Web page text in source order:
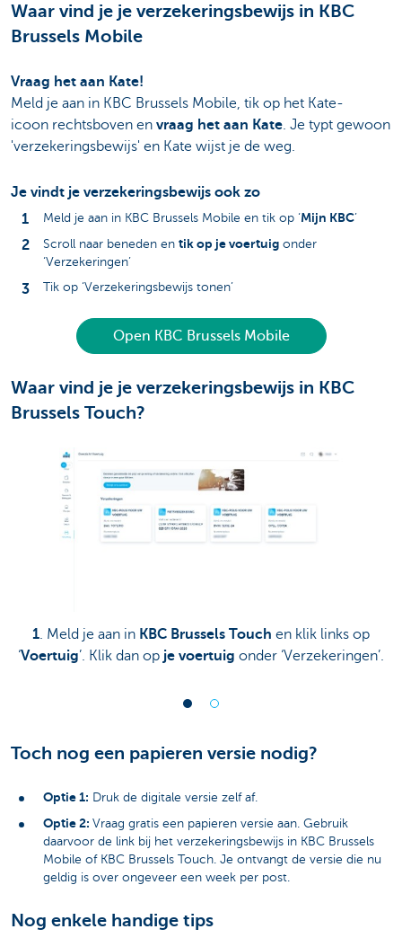
Waar vind je je verzekeringsbewijs in KBC
Brussels Mobile
Vraag het aan Kate!
Meld je aan in KBC Brussels Mobile, tik op het Kate-
icoon rechtsboven en vraag het aan Kate. Je typt gewoon
'verzekeringsbewijs' en Kate wijst je de weg.
Je vindt je verzekeringsbewijs ook zo
Meld je aan in KBC Brussels Mobile en tik op ‘Mijn KBC’
Scroll naar beneden en tik op je voertuig onder
‘Verzekeringen’
Tik op ‘Verzekeringsbewijs tonen’
Open KBC Brussels Mobile
Waar vind je je verzekeringsbewijs in KBC
Brussels Touch?
1. Meld je aan in KBC Brussels Touch en klik links op
‘Voertuig’. Klik dan op je voertuig onder ‘Verzekeringen’.
Toch nog een papieren versie nodig?
Optie 1: Druk de digitale versie zelf af.
Optie 2: Vraag gratis een papieren versie aan. Gebruik
daarvoor de link bij het verzekeringsbewijs in KBC Brussels
Mobile of KBC Brussels Touch. Je ontvangt de versie die nu
geldig is over ongeveer een week per post.
Nog enkele handige tips